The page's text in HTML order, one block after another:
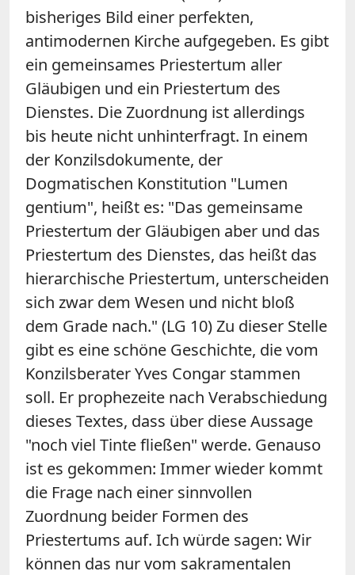
bisheriges Bild einer perfekten,
antimodernen Kirche aufgegeben. Es gibt
ein gemeinsames Priestertum aller
Gläubigen und ein Priestertum des
Dienstes. Die Zuordnung ist allerdings
bis heute nicht unhinterfragt. In einem
der Konzilsdokumente, der
Dogmatischen Konstitution "Lumen
gentium", heißt es: "Das gemeinsame
Priestertum der Gläubigen aber und das
Priestertum des Dienstes, das heißt das
hierarchische Priestertum, unterscheiden
sich zwar dem Wesen und nicht bloß
dem Grade nach." (LG 10) Zu dieser Stelle
gibt es eine schöne Geschichte, die vom
Konzilsberater Yves Congar stammen
soll. Er prophezeite nach Verabschiedung
dieses Textes, dass über diese Aussage
"noch viel Tinte fließen" werde. Genauso
ist es gekommen: Immer wieder kommt
die Frage nach einer sinnvollen
Zuordnung beider Formen des
Priestertums auf. Ich würde sagen: Wir
können das nur vom sakramentalen